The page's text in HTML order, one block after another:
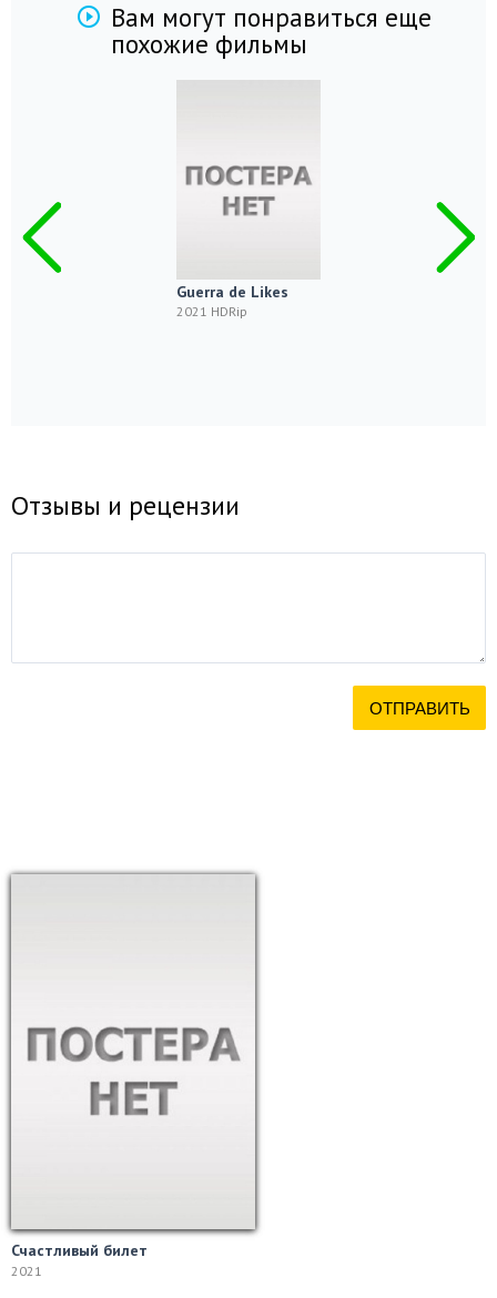
Вам могут понравиться еще
похожие фильмы
Guerra de Likes
2021 HDRip
Отзывы и рецензии
Счастливый билет
2021